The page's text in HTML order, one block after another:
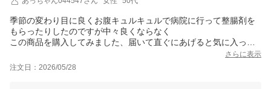
季節の変わり目に良くお腹キュルキュルで病院に行って整腸剤を
もらったりしたのですが中々良くならなく
この商品を購入してみました、届いて直ぐにあげると気に入って
くれたようで喜んで食べてくれました。その後お腹キュルキュル
が治まってます。
さらに表示
注文日：2026/05/28